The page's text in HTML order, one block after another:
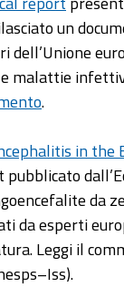
un
malattie
.
in the
da
da esperti
Leggi il